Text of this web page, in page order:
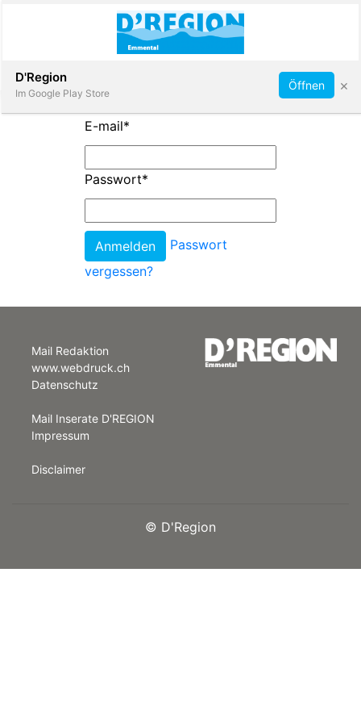
App
Abonnieren
E-mail*
Passwort*
Passwort
vergessen?
Mail Redaktion
www.webdruck.ch
Datenschutz
Mail Inserate D'REGION
Impressum
Disclaimer
© D'Region
D'Region
Im Google Play Store
Öffnen ×